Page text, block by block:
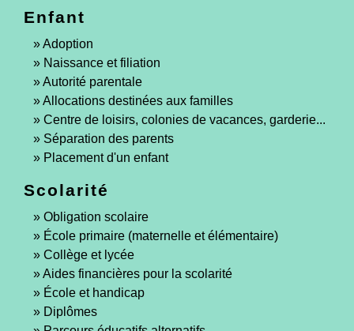
Enfant
Adoption
Naissance et filiation
Autorité parentale
Allocations destinées aux familles
Centre de loisirs, colonies de vacances, garderie...
Séparation des parents
Placement d'un enfant
Scolarité
Obligation scolaire
École primaire (maternelle et élémentaire)
Collège et lycée
Aides financières pour la scolarité
École et handicap
Diplômes